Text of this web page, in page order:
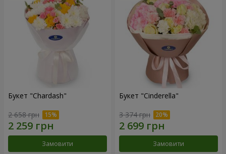
Букет "Chardash"
2 658 грн
Замовити
Букет "Cinderella"
3 374 грн
Замовити